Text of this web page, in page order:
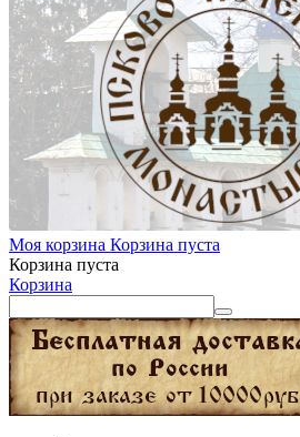
Моя корзина Корзина пуста
Корзина пуста
Корзина